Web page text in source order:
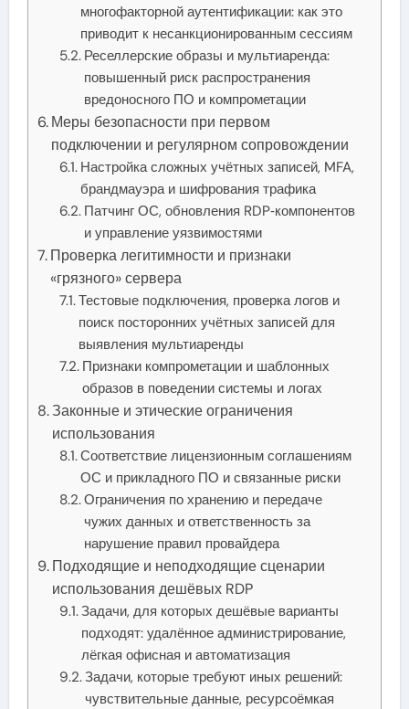
многофакторной аутентификации: как это
приводит к несанкционированным сессиям
Реселлерские образы и мультиаренда:
повышенный риск распространения
вредоносного ПО и компрометации
Меры безопасности при первом
подключении и регулярном сопровождении
Настройка сложных учётных записей, MFA,
брандмауэра и шифрования трафика
Патчинг ОС, обновления RDP‑компонентов
и управление уязвимостями
Проверка легитимности и признаки
«грязного» сервера
Тестовые подключения, проверка логов и
поиск посторонних учётных записей для
выявления мультиаренды
Признаки компрометации и шаблонных
образов в поведении системы и логах
Законные и этические ограничения
использования
Соответствие лицензионным соглашениям
ОС и прикладного ПО и связанные риски
Ограничения по хранению и передаче
чужих данных и ответственность за
нарушение правил провайдера
Подходящие и неподходящие сценарии
использования дешёвых RDP
Задачи, для которых дешёвые варианты
подходят: удалённое администрирование,
лёгкая офисная и автоматизация
Задачи, которые требуют иных решений:
чувствительные данные, ресурсоёмкая